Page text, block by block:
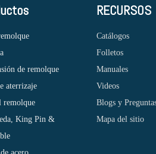
de remolque
aterrizaje
remolque
King Pin &
RECURSOS
Catálogos
Folletos
Manuales
Videos
Blogs y
Mapa del sitio